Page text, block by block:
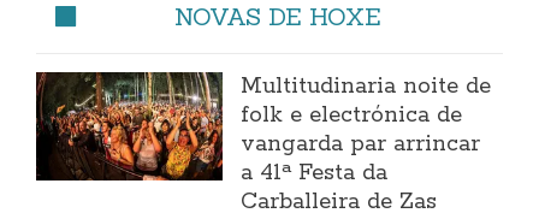
NOVAS DE HOXE
Multitudinaria noite de
folk e electrónica de
vangarda par arrincar
a 41ª Festa da
Carballeira de Zas